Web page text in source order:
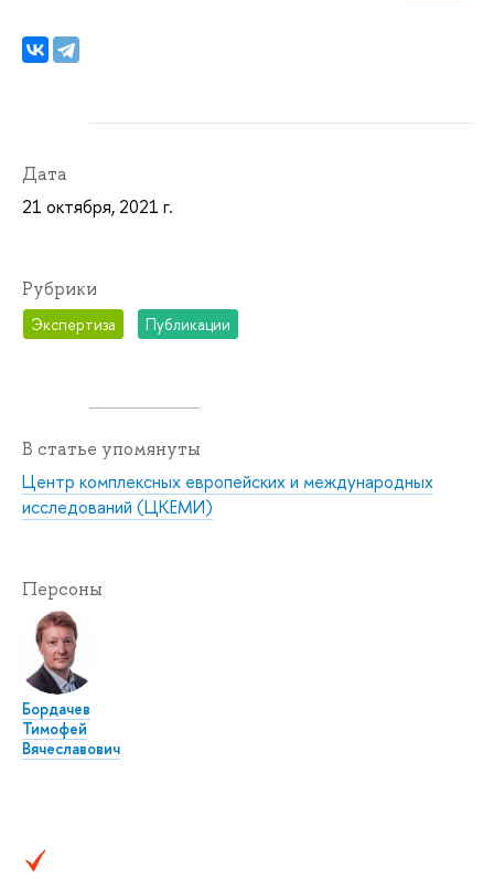
Дата
21 октября, 2021 г.
Рубрики
Экспертиза Публикации
В статье упомянуты
Центр комплексных европейских и международных
исследований (ЦКЕМИ)
Персоны
Бордачев
Тимофей
Вячеславович